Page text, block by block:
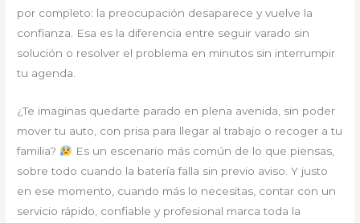
por completo: la preocupación desaparece y vuelve la
confianza. Esa es la diferencia entre seguir varado sin
solución o resolver el problema en minutos sin interrumpir
tu agenda.
¿Te imaginas quedarte parado en plena avenida, sin poder
mover tu auto, con prisa para llegar al trabajo o recoger a tu
familia?
Es un escenario más común de lo que piensas,
sobre todo cuando la batería falla sin previo aviso. Y justo
en ese momento, cuando más lo necesitas, contar con un
servicio rápido, confiable y profesional marca toda la